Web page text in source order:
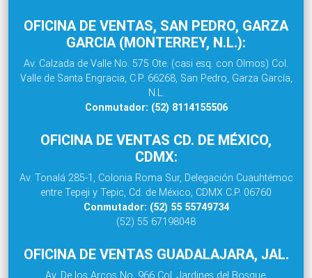
OFICINA DE VENTAS, SAN PEDRO, GARZA
GARCIA (MONTERREY, N.L.):
Av. Calzada de Valle No. 575 Ote. (casi esq. con Olmos) Col.
Valle de Santa Engracia, C.P. 66268, San Pedro, Garza García,
N.L.
Conmutador: (52) 8114155506
OFICINA DE VENTAS CD. DE MÉXICO,
CDMX:
Av. Tonalá 285-1, Colonia Roma Sur, Delegación Cuauhtémoc
entre Tepeji y Tepic, Cd. de México, CDMX C.P. 06760
Conmutador: (52) 55 55749734
(52) 55 67198048
OFICINA DE VENTAS GUADALAJARA, JAL.
Av. De los Arcos No. 966 Col. Jardines del Bosque,